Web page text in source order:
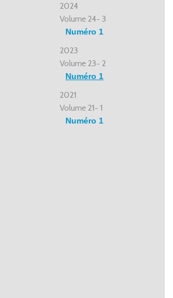
2024
Volume 24- 3
Numéro 1
2023
Volume 23- 2
Numéro 1
2021
Volume 21- 1
Numéro 1